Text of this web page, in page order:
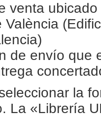
venta
València
de envío que
la
La «Librería